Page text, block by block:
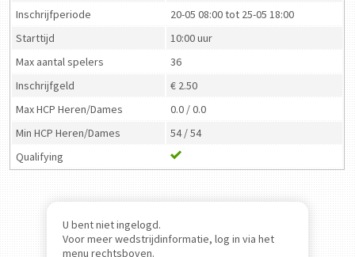
Inschrijfperiode
20-05 08:00 tot 25-05 18:00
Starttijd
10:00 uur
Max aantal spelers
36
Inschrijfgeld
€ 2.50
Max HCP Heren/Dames
0.0 / 0.0
Min HCP Heren/Dames
54 / 54
Qualifying
U bent niet ingelogd.
Voor meer wedstrijdinformatie, log in via het
menu rechtsboven.